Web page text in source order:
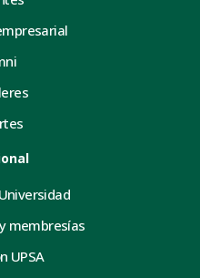
el apoyo recibido»,
membresías
UPSA